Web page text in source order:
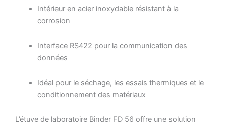
Intérieur en acier inoxydable résistant à la
corrosion
Interface RS422 pour la communication des
données
Idéal pour le séchage, les essais thermiques et le
conditionnement des matériaux
L’étuve de laboratoire Binder FD 56 offre une solution